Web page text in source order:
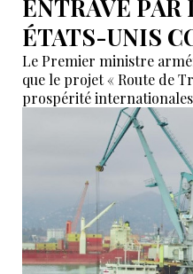
ENTRAVÉ PAR
ÉTATS-UNIS
Le Premier ministre
que le projet « Route de
prospérité
de la région, mais il a
l’instabilité régionale